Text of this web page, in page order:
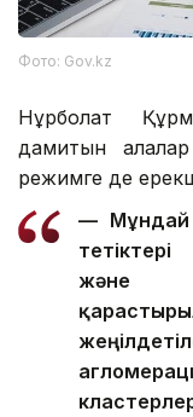
Фото: Gov.kz
Нұрболат
дамитын
режимге де
— Мұндай
және